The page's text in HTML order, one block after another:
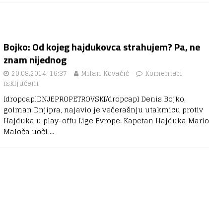
Bojko: Od kojeg hajdukovca strahujem? Pa, ne
znam nijednog
20.08.2014. 16:37 Milan Kovačić
Komentari
isključeni
[dropcap]DNJEPROPETROVSK[/dropcap] Denis Bojko,
golman Dnjipra, najavio je večerašnju utakmicu protiv
Hajduka u play-offu Lige Evrope. Kapetan Hajduka Mario
Maloča uoči …